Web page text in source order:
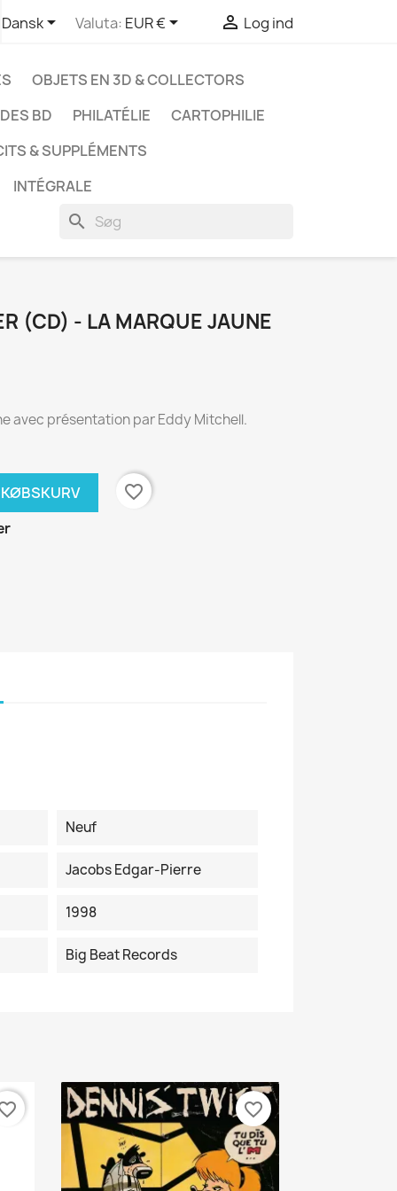
Dansk Valuta: EUR €  Log ind
OBJETS EN 3D & COLLECTORS
BD PHILATÉLIE
CARTOPHILIE
& SUPPLÉMENTS
INTÉGRALE
search
(CD) - LA MARQUE JAUNE
avec présentation par Eddy Mitchell.
favorite_border
Neuf
Jacobs Edgar-Pierre
1998
Big Beat Records
favorite_border